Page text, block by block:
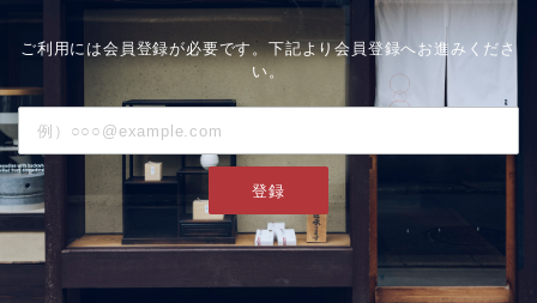
ご利用には会員登録が必要です。下記より会員登録へお進みくださ
い。
登録